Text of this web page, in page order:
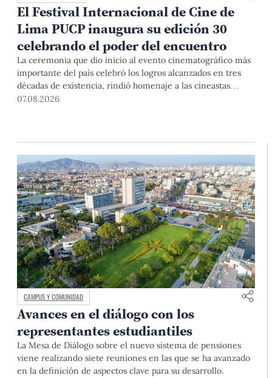
El Festival Internacional de Cine de
Lima PUCP inaugura su edición 30
celebrando el poder del encuentro
La ceremonia que dio inicio al evento cinematográfico más
importante del país celebró los logros alcanzados en tres
décadas de existencia, rindió homenaje a las cineastas
Mariana Rondón y Marité Ugás, y planteó un llamado de
07.08.2026
CAMPUS Y COMUNIDAD
Avances en el diálogo con los
representantes estudiantiles
La Mesa de Diálogo sobre el nuevo sistema de pensiones
viene realizando siete reuniones en las que se ha avanzado
en la definición de aspectos clave para su desarrollo.